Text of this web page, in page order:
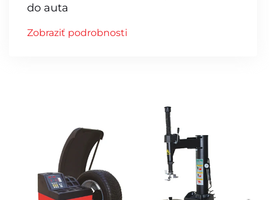
do auta
Zobraziť podrobnosti